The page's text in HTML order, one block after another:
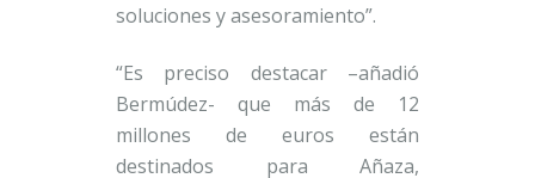
soluciones y asesoramiento”.
“Es preciso destacar –añadió
Bermúdez- que más de 12
millones de euros están
destinados para Añaza,